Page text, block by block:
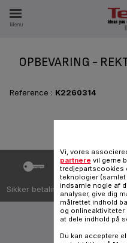
Menu
I 15 ÅR
OPBEVARING -
Reference : K2260314
Sikker betaling Levering
Vi, vores
partnere vil gerne
tredjepartscookies
teknologier
indsamle nogle af
analyser, give dig
målrettet indhold
og onlineaktiviteter
at dele indhold på
Du kan acceptere